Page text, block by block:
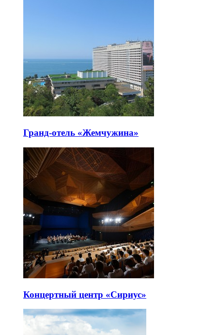
Гранд-отель «Жемчужина»
Концертный центр «Сириус»